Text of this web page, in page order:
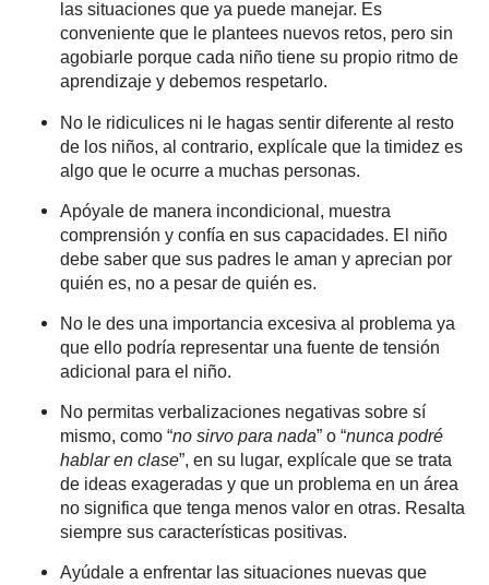
las situaciones que ya puede manejar. Es
conveniente que le plantees nuevos retos, pero sin
agobiarle porque cada niño tiene su propio ritmo de
aprendizaje y debemos respetarlo.
No le ridiculices ni le hagas sentir diferente al resto
de los niños, al contrario, explícale que la timidez es
algo que le ocurre a muchas personas.
Apóyale de manera incondicional, muestra
comprensión y confía en sus capacidades. El niño
debe saber que sus padres le aman y aprecian por
quién es, no a pesar de quién es.
No le des una importancia excesiva al problema ya
que ello podría representar una fuente de tensión
adicional para el niño.
No permitas verbalizaciones negativas sobre sí
mismo, como “no sirvo para nada” o “nunca podré
hablar en clase”, en su lugar, explícale que se trata
de ideas exageradas y que un problema en un área
no significa que tenga menos valor en otras. Resalta
siempre sus características positivas.
Ayúdale a enfrentar las situaciones nuevas que